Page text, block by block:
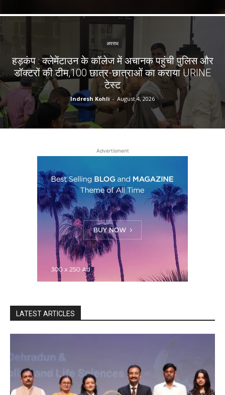
अपराध
हड़कंप : क्लेमेंटाउन के कॉलेज में अचानक पहुंची पुलिस और
डॉक्टरों की टीम,100 छात्र-छात्राओं का कराया URINE
टेस्ट
Indresh Kohli - August 4, 2026
Advertisment
LATEST ARTICLES